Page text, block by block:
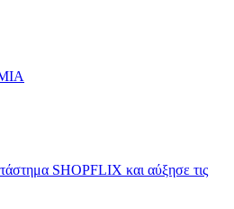
SHOPFLIX και αύξησε τις